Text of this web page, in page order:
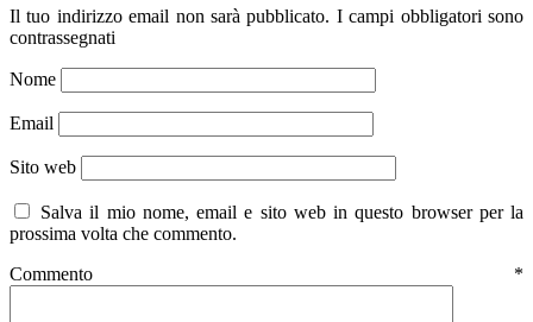
Il tuo indirizzo email non sarà pubblicato. I campi obbligatori sono
contrassegnati
Nome
Email
Sito web
Salva il mio nome, email e sito web in questo browser per la
prossima volta che commento.
Commento *